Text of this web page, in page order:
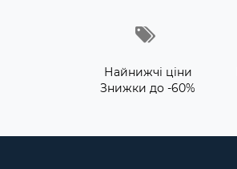
Найнижчі ціни
Знижки до -60%